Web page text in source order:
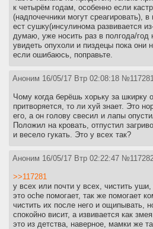
к четырём годам, особенно если
(надпочечники могут среагировать),
ест сушку(инсулинома развивается
думаю, уже носить раз в полгода/год
увидеть опухоли и пиздецы пока они
если ошибаюсь, поправьте.
Аноним 16/05/17 Втр 02:08:18 №117281
Чому когда берёшь хорьку за шкирку
притворяется, то ли хуй знает. Это
его, а он голову свесил и лапы
Положил на кровать, отпустил
и весело гукать. Это у всех так?
Аноним 16/05/17 Втр 02:22:47 №
>>117281
у всех или почти у всех, чистить уши,
это oche помогает, так же помогает
чистить их после него и ощипывать,
спокойно висит, а извивается как змея.
это из детства, наверное, мамки же